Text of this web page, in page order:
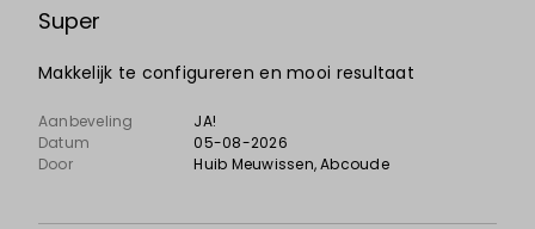
Super
Makkelijk te configureren en mooi resultaat
Aanbeveling
JA!
Datum
05-08-2026
Door
Huib Meuwissen, Abcoude